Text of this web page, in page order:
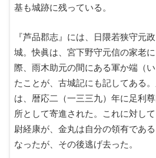
基も城跡に残っている。
『芦品郡志』には、日隈若狭守元
城。快眞は、宮下野守元信の家老
際、雨木助元の間にある軍か端（
たことが、古城記にも記してある
は、暦応二（一三三九）年に足利
所として寄進された。これに対し
尉経康が、金丸は自分の領有であ
なったが、その後逃げ去った。